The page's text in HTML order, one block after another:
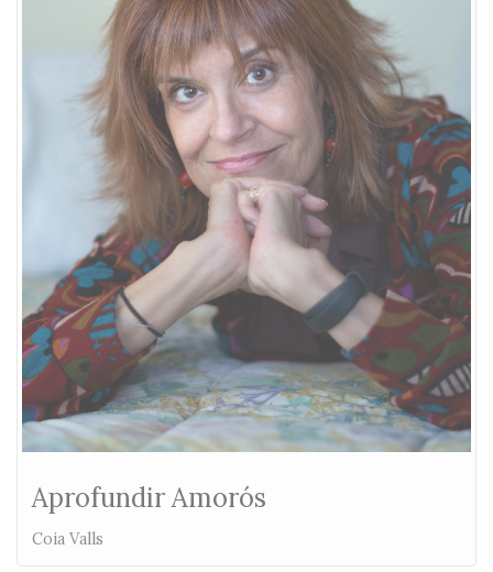
Aprofundir Amorós
Coia Valls